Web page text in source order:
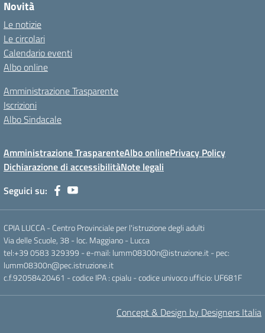
Novità
Le notizie
Le circolari
Calendario eventi
Albo online
Amministrazione Trasparente
Iscrizioni
Albo Sindacale
Amministrazione TrasparenteAlbo onlinePrivacy Policy
Dichiarazione di accessibilitàNote legali
Seguici su:
CPIA LUCCA - Centro Provinciale per l'istruzione degli adulti
Via delle Scuole, 38 - loc. Maggiano - Lucca
tel:+39 0583 329399 - e-mail: lumm08300n@istruzione.it - pec:
lumm08300n@pec.istruzione.it
c.f.92058420461 - codice IPA : cpialu - codice univoco ufficio: UF681F
Concept & Design by Designers Italia